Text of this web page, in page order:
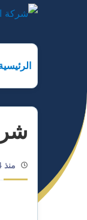
منذ 4 سنوات